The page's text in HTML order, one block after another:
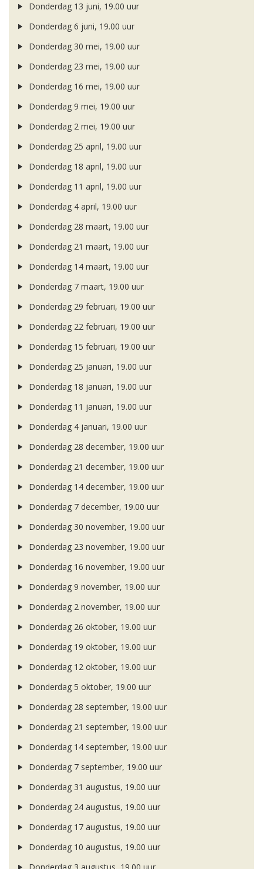
Donderdag 13 juni, 19.00 uur
Donderdag 6 juni, 19.00 uur
Donderdag 30 mei, 19.00 uur
Donderdag 23 mei, 19.00 uur
Donderdag 16 mei, 19.00 uur
Donderdag 9 mei, 19.00 uur
Donderdag 2 mei, 19.00 uur
Donderdag 25 april, 19.00 uur
Donderdag 18 april, 19.00 uur
Donderdag 11 april, 19.00 uur
Donderdag 4 april, 19.00 uur
Donderdag 28 maart, 19.00 uur
Donderdag 21 maart, 19.00 uur
Donderdag 14 maart, 19.00 uur
Donderdag 7 maart, 19.00 uur
Donderdag 29 februari, 19.00 uur
Donderdag 22 februari, 19.00 uur
Donderdag 15 februari, 19.00 uur
Donderdag 25 januari, 19.00 uur
Donderdag 18 januari, 19.00 uur
Donderdag 11 januari, 19.00 uur
Donderdag 4 januari, 19.00 uur
Donderdag 28 december, 19.00 uur
Donderdag 21 december, 19.00 uur
Donderdag 14 december, 19.00 uur
Donderdag 7 december, 19.00 uur
Donderdag 30 november, 19.00 uur
Donderdag 23 november, 19.00 uur
Donderdag 16 november, 19.00 uur
Donderdag 9 november, 19.00 uur
Donderdag 2 november, 19.00 uur
Donderdag 26 oktober, 19.00 uur
Donderdag 19 oktober, 19.00 uur
Donderdag 12 oktober, 19.00 uur
Donderdag 5 oktober, 19.00 uur
Donderdag 28 september, 19.00 uur
Donderdag 21 september, 19.00 uur
Donderdag 14 september, 19.00 uur
Donderdag 7 september, 19.00 uur
Donderdag 31 augustus, 19.00 uur
Donderdag 24 augustus, 19.00 uur
Donderdag 17 augustus, 19.00 uur
Donderdag 10 augustus, 19.00 uur